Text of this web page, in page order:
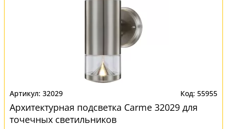
32029 55955
Архитектурная подсветка Carme 32029 для
точечных светильников